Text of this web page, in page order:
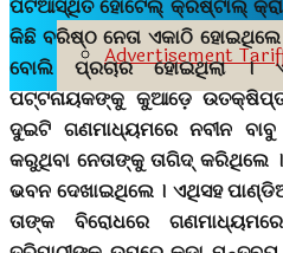
Advertisement
ପଟିଆସ୍ଥିତ ହୋଟେଲ୍ କ୍ରିଷ୍ଟାଲ୍
କିଛି ବରିଷ୍ଠ ନେତା ଏକାଠି ହୋଇଥିଲେ
ବୋଲି ପ୍ରଚାର ହୋଇଥିଲା ।
ପଟ୍ଟନାୟକଙ୍କୁ କୁଆଡ଼େ
ଦୁଇଟି ଗଣମାଧ୍ୟମରେ ନବୀନ
କରୁଥିବା ନେତାଙ୍କୁ ତାଗିଦ୍ କରିଥିଲେ
ଭବନ ଦେଖାଇଥିଲେ । ଏଥିସହ
ତାଙ୍କ ବିରୋଧରେ